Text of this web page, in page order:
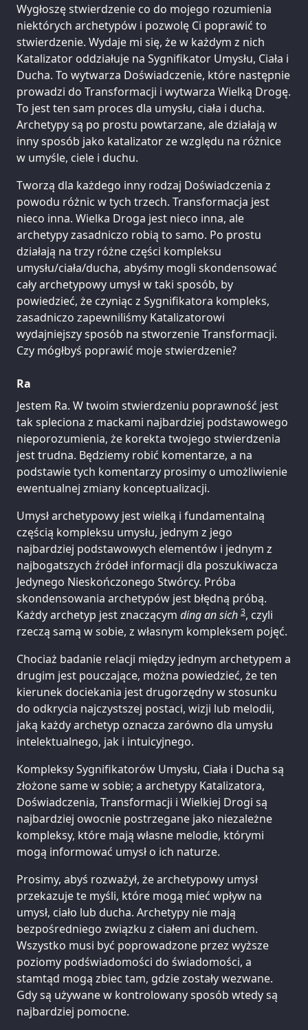
Wygłoszę stwierdzenie co do mojego rozumienia
niektórych archetypów i pozwolę Ci poprawić to
stwierdzenie. Wydaje mi się, że w każdym z nich
Katalizator oddziałuje na Sygnifikator Umysłu, Ciała i
Ducha. To wytwarza Doświadczenie, które następnie
prowadzi do Transformacji i wytwarza Wielką Drogę.
To jest ten sam proces dla umysłu, ciała i ducha.
Archetypy są po prostu powtarzane, ale działają w
inny sposób jako katalizator ze względu na różnice
w umyśle, ciele i duchu.
Tworzą dla każdego inny rodzaj Doświadczenia z
powodu różnic w tych trzech. Transformacja jest
nieco inna. Wielka Droga jest nieco inna, ale
archetypy zasadniczo robią to samo. Po prostu
działają na trzy różne części kompleksu
umysłu/ciała/ducha, abyśmy mogli skondensować
cały archetypowy umysł w taki sposób, by
powiedzieć, że czyniąc z Sygnifikatora kompleks,
zasadniczo zapewniliśmy Katalizatorowi
wydajniejszy sposób na stworzenie Transformacji.
Czy mógłbyś poprawić moje stwierdzenie?
Ra
Jestem Ra. W twoim stwierdzeniu poprawność jest
tak spleciona z mackami najbardziej podstawowego
nieporozumienia, że korekta twojego stwierdzenia
jest trudna. Będziemy robić komentarze, a na
podstawie tych komentarzy prosimy o umożliwienie
ewentualnej zmiany konceptualizacji.
Umysł archetypowy jest wielką i fundamentalną
częścią kompleksu umysłu, jednym z jego
najbardziej podstawowych elementów i jednym z
najbogatszych źródeł informacji dla poszukiwacza
Jedynego Nieskończonego Stwórcy. Próba
skondensowania archetypów jest błędną próbą.
Każdy archetyp jest znaczącym ding an sich 3, czyli
rzeczą samą w sobie, z własnym kompleksem pojęć.
Chociaż badanie relacji między jednym archetypem a
drugim jest pouczające, można powiedzieć, że ten
kierunek dociekania jest drugorzędny w stosunku
do odkrycia najczystszej postaci, wizji lub melodii,
jaką każdy archetyp oznacza zarówno dla umysłu
intelektualnego, jak i intuicyjnego.
Kompleksy Sygnifikatorów Umysłu, Ciała i Ducha są
złożone same w sobie; a archetypy Katalizatora,
Doświadczenia, Transformacji i Wielkiej Drogi są
najbardziej owocnie postrzegane jako niezależne
kompleksy, które mają własne melodie, którymi
mogą informować umysł o ich naturze.
Prosimy, abyś rozważył, że archetypowy umysł
przekazuje te myśli, które mogą mieć wpływ na
umysł, ciało lub ducha. Archetypy nie mają
bezpośredniego związku z ciałem ani duchem.
Wszystko musi być poprowadzone przez wyższe
poziomy podświadomości do świadomości, a
stamtąd mogą zbiec tam, gdzie zostały wezwane.
Gdy są używane w kontrolowany sposób wtedy są
najbardziej pomocne.